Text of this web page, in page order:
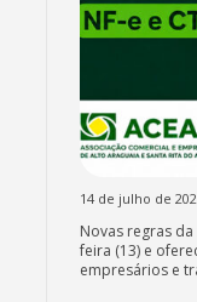
14 de julho de
Novas regras da
feira (13) e
empresários e